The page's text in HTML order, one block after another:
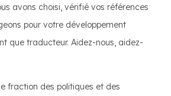
avons choisi, vérifié vos références
pour votre développement
que traducteur. Aidez-nous, aidez-
fraction des politiques et des